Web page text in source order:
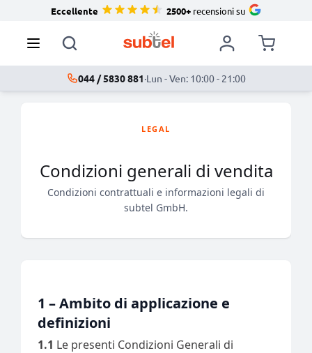
Eccellente 2500+recensioni su
044 / 5830 881·Lun - Ven: 10:00 - 21:00
LEGAL
Condizioni generali di vendita
Condizioni contrattuali e informazioni legali di
subtel GmbH.
1 – Ambito di applicazione e
definizioni
1.1 Le presenti Condizioni Generali di